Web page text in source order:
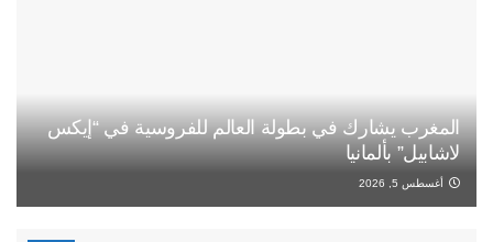
المغرب يشارك في بطولة العالم للفروسية في “إيكس
لاشابيل” بألمانيا
أغسطس 5, 2026